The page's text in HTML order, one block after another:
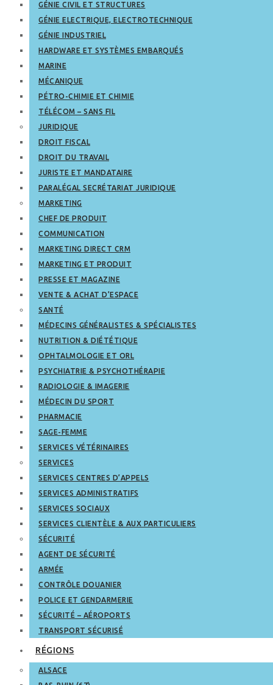
GÉNIE CIVIL ET STRUCTURES
GÉNIE ELECTRIQUE, ELECTROTECHNIQUE
GÉNIE INDUSTRIEL
HARDWARE ET SYSTÈMES EMBARQUÉS
MARINE
MÉCANIQUE
PÉTRO-CHIMIE ET CHIMIE
TÉLÉCOM – SANS FIL
JURIDIQUE
DROIT FISCAL
DROIT DU TRAVAIL
JURISTE ET MANDATAIRE
PARALÉGAL SECRÉTARIAT JURIDIQUE
MARKETING
CHEF DE PRODUIT
COMMUNICATION
MARKETING DIRECT CRM
MARKETING ET PRODUIT
PRESSE ET MAGAZINE
VENTE & ACHAT D’ESPACE
SANTÉ
MÉDECINS GÉNÉRALISTES & SPÉCIALISTES
NUTRITION & DIÉTÉTIQUE
OPHTALMOLOGIE ET ORL
PSYCHIATRIE & PSYCHOTHÉRAPIE
RADIOLOGIE & IMAGERIE
MÉDECIN DU SPORT
PHARMACIE
SAGE-FEMME
SERVICES VÉTÉRINAIRES
SERVICES
SERVICES CENTRES D’APPELS
SERVICES ADMINISTRATIFS
SERVICES SOCIAUX
SERVICES CLIENTÈLE & AUX PARTICULIERS
SÉCURITÉ
AGENT DE SÉCURITÉ
ARMÉE
CONTRÔLE DOUANIER
POLICE ET GENDARMERIE
SÉCURITÉ – AÉROPORTS
TRANSPORT SÉCURISÉ
RÉGIONS
ALSACE